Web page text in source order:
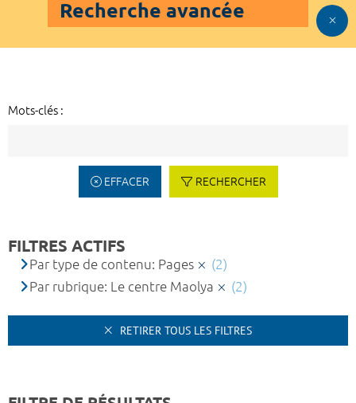
Recherche avancée
Mots-clés :
EFFACER RECHERCHER
FILTRES ACTIFS
Par type de contenu: Pages
(2)
Par rubrique: Le centre Maolya
(2)
RETIRER TOUS LES FILTRES